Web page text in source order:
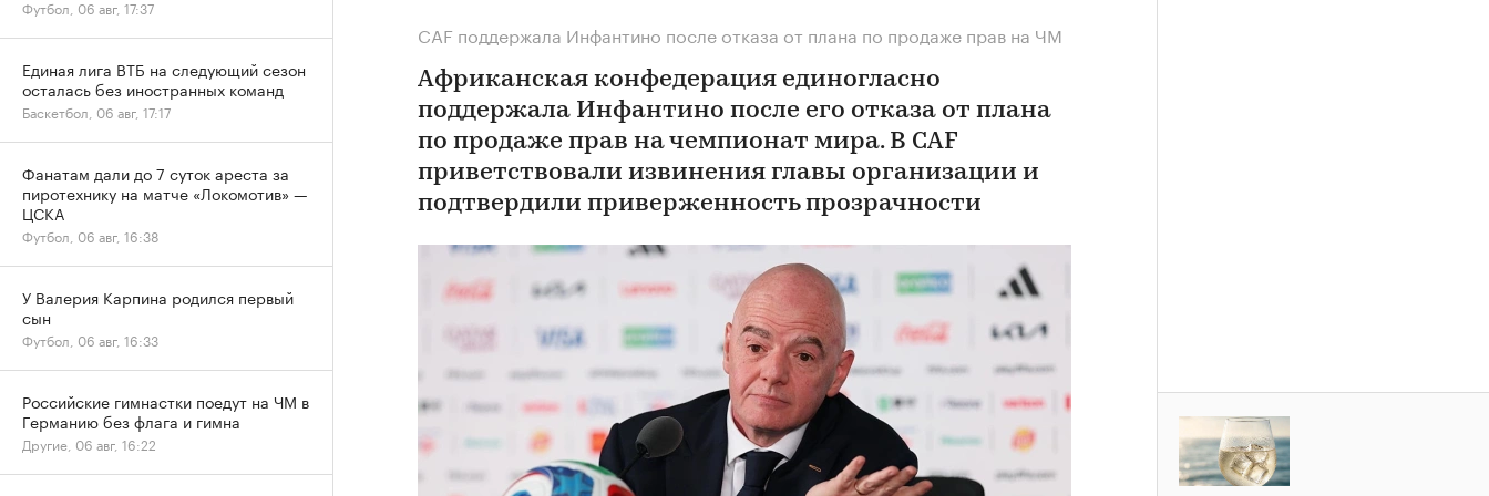
СAF поддержала Инфантино после отказа от плана по продаже прав на ЧМ
Африканская конфедерация единогласно
поддержала Инфантино после его отказа от плана
по продаже прав на чемпионат мира. В CAF
приветствовали извинения главы организации и
подтвердили приверженность прозрачности
Футбол, 06 авг, 17:37
Единая лига ВТБ на следующий сезон
осталась без иностранных команд
Баскетбол, 06 авг, 17:17
Фанатам дали до 7 суток ареста за
пиротехнику на матче «Локомотив» —
ЦСКА
Футбол, 06 авг, 16:38
У Валерия Карпина родился первый
сын
Футбол, 06 авг, 16:33
Российские гимнастки поедут на ЧМ в
Германию без флага и гимна
Другие, 06 авг, 16:22